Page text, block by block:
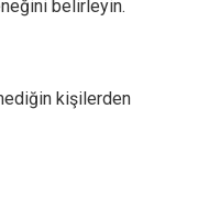
belirleyin.
kişilerden